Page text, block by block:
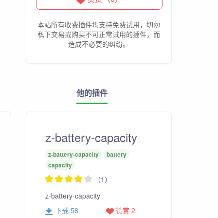
本站所有收费插件均支持免费试用，切勿
私下交易或购买不可正常试用的插件，而
造成不必要的纠纷。
他的插件
z-battery-capacity
z-battery-capacity
battery
capacity
（1）
z-battery-capacity
下载 58
赞赏 2